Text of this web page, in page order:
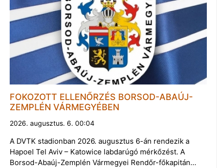
FOKOZOTT ELLENŐRZÉS BORSOD-ABAÚJ-
ZEMPLÉN VÁRMEGYÉBEN
2026. augusztus. 6. 00:04
A DVTK stadionban 2026. augusztus 6-án rendezik a
Hapoel Tel Aviv – Katowice labdarúgó mérkőzést. A
Borsod-Abaúj-Zemplén Vármegyei Rendőr-főkapitán…